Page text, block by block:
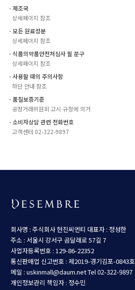
ㆍ제조국
상세페이지 참조
ㆍ모든 원료성분
상세페이지 참조
ㆍ식품의약품안전처심사 필 문구
상세페이지 참조
ㆍ사용할 때의 주의사항
하단 안내 참조
ㆍ품질보증기준
공정거래위원회 고시 규정에 의거
ㆍ소비자상담 관련 전화번호
고객센터 02-322-9897
회사명 : 주식회사 현진씨엔티 대표자 : 정성한
주소 : 서울시 강서구 곰달래로 57길 7
사업자등록번호 : 129-86-22352
통신판매업 신고번호 : 제2019-경기김포-0843호
메일 : uskinmall@daum.netTel 02-322-9897
개인정보관리 책임자 : 정수민